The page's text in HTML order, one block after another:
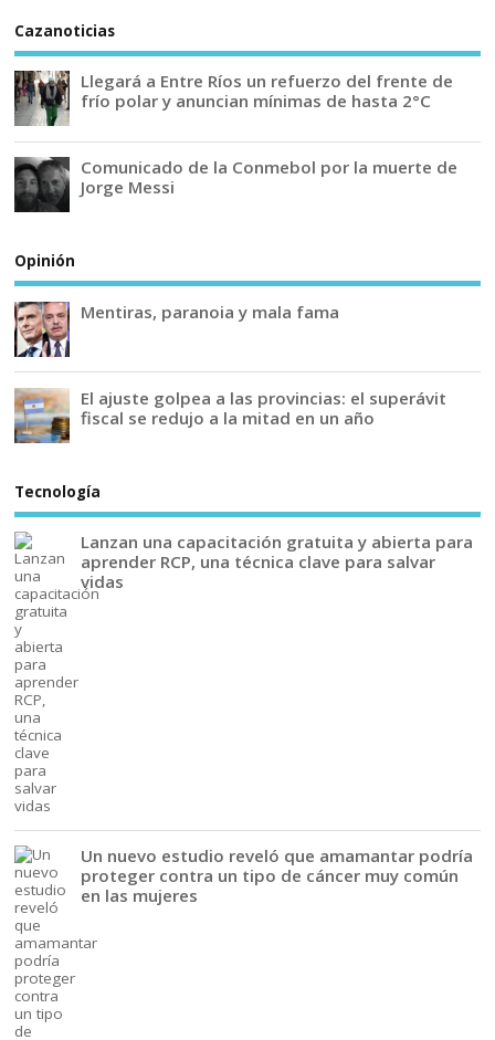
Cazanoticias
Llegará a Entre Ríos un refuerzo del frente de
frío polar y anuncian mínimas de hasta 2°C
Comunicado de la Conmebol por la muerte de
Jorge Messi
Opinión
Mentiras, paranoia y mala fama
El ajuste golpea a las provincias: el superávit
fiscal se redujo a la mitad en un año
Tecnología
Lanzan una capacitación gratuita y abierta para
aprender RCP, una técnica clave para salvar
vidas
Un nuevo estudio reveló que amamantar podría
proteger contra un tipo de cáncer muy común
en las mujeres